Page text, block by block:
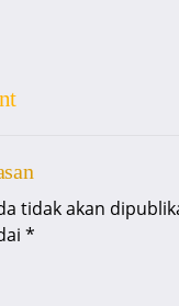
tidak akan
*